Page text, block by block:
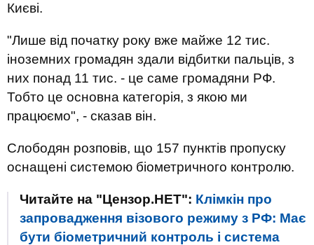
Києві.
"Лише від початку року вже майже 12 тис.
іноземних громадян здали відбитки пальців, з
них понад 11 тис. - це саме громадяни РФ.
Тобто це основна категорія, з якою ми
працюємо", - сказав він.
Слободян розповів, що 157 пунктів пропуску
оснащені системою біометричного контролю.
Читайте на "Цензор.НЕТ": Клімкін про
запровадження візового режиму з РФ: Має
бути біометричний контроль і система